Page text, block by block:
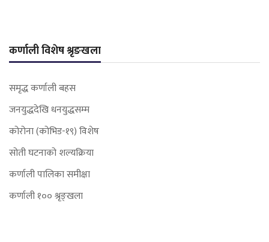
कर्णाली विशेष श्रृङखला
समृद्ध कर्णाली बहस
जनयुद्धदेखि धनयुद्धसम्म
कोरोना (कोभिड-१९) विशेष
सोती घटनाको शल्यक्रिया
कर्णाली पालिका समीक्षा
कर्णाली १०० श्रृङ्खला